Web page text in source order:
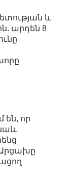
և
արդեն 8
են, որ